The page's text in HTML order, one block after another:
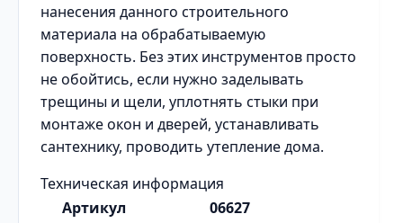
нанесения данного строительного
материала на обрабатываемую
поверхность. Без этих инструментов просто
не обойтись, если нужно заделывать
трещины и щели, уплотнять стыки при
монтаже окон и дверей, устанавливать
сантехнику, проводить утепление дома.
Техническая информация
Артикул
06627